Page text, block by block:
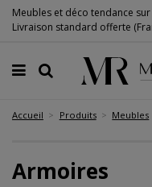
Meubles et déco tendance
Livraison standard offerte
Accueil Produits Meubles
Armoires